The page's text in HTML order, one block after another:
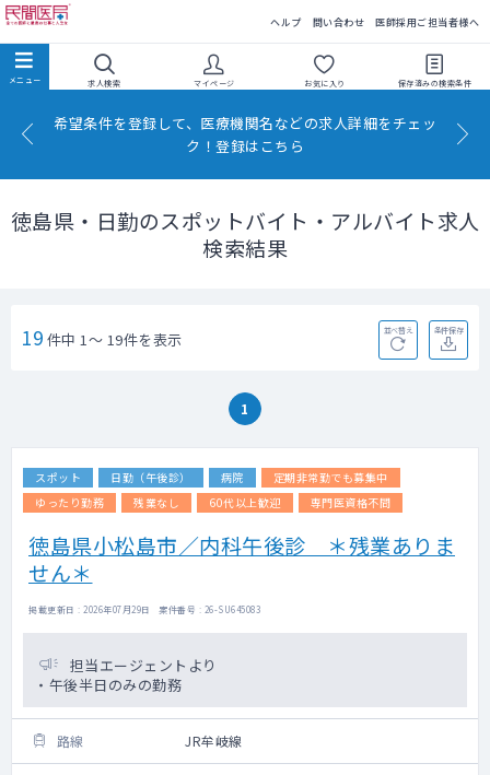
ヘルプ 問い合わせ 医師採用ご担当者様へ
求人検索 マイページ お気に入り 保存済みの検索条件
希望条件を登録して、医療機関名などの求人詳細をチェッ
ク！登録はこちら
徳島県・日勤のスポットバイト・アルバイト求人
検索結果
19 件中 1～ 19件を表示 並べ替え 条件保存
1
スポット 日勤（午後診） 病院
定期非常勤でも募集中
ゆったり勤務
残業なし 60代以上歓迎 専門医資格不問
徳島県小松島市／内科午後診 ＊残業ありま
せん＊
掲載更新日 : 2026年07月29日 案件番号 : 26-SU645083
担当エージェントより
・午後半日のみの勤務
路線 JR牟岐線